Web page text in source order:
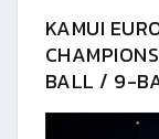
KAMUI
BALL / 9-